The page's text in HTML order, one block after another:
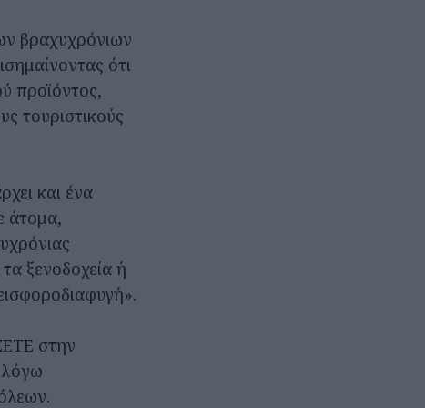
βραχυχρόνιων
ότι
προϊόντος,
τουριστικούς
και ένα
άτομα,
ξενοδοχεία ή
στην